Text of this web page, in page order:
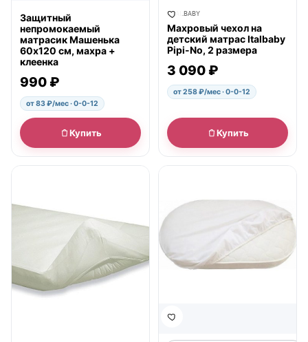
Защитный
непромокаемый
матрасик Машенька
60х120 см, махра +
клеенка
990 ₽
от 83 ₽/мес · 0-0-12
Купить
ITALBABY
Махровый чехол на
детский матрас Italbaby
Pipi-No, 2 размера
3 090 ₽
от 258 ₽/мес · 0-0-12
Купить